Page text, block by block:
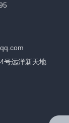
号远洋新天地